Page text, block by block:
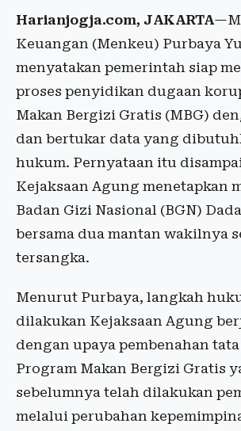
Harianjogja.com, JAKARTA
Keuangan (Menkeu) Purbaya
menyatakan pemerintah siap
proses penyidikan dugaan
Makan Bergizi Gratis (MBG)
dan bertukar data yang
hukum. Pernyataan itu
Kejaksaan Agung menetapkan
Badan Gizi Nasional (BGN)
bersama dua mantan wakilnya
tersangka.
Menurut Purbaya, langkah
dilakukan Kejaksaan Agung
dengan upaya pembenahan
Program Makan Bergizi Gratis
sebelumnya telah dilakukan
melalui perubahan